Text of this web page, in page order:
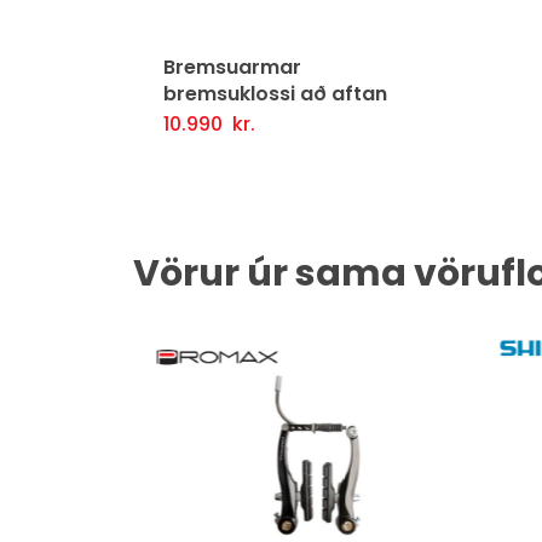
Bremsuarmar
bremsuklossi að aftan
10.990 kr.
Setja Í Körfu
Vörur úr sama